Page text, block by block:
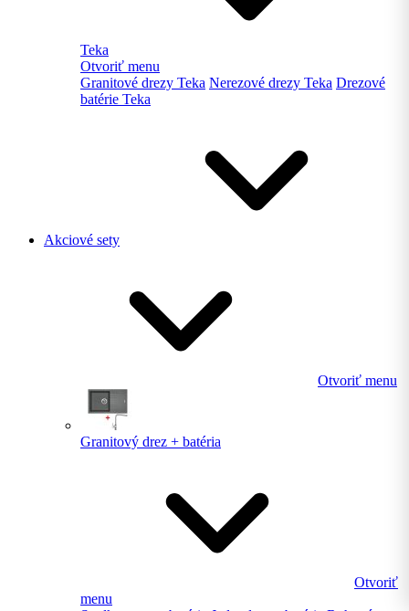
Teka
Otvoriť menu
Granitové drezy Teka Nerezové drezy Teka Drezové
batérie Teka
Akciové sety
Otvoriť menu
Granitový drez + batéria
Otvoriť
menu